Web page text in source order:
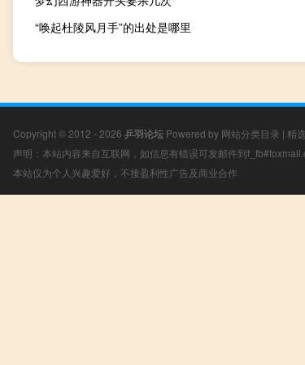
“唤起杜陵风月手”的出处是哪里
Copyright © 2012 - 2026 乒羽论坛 Powered by 网站分类目录 | 精
声明：本站内容来自互联网，如信息有错误可发邮件到
本站仅为个人兴趣爱好，不接盈利性广告及商业合作